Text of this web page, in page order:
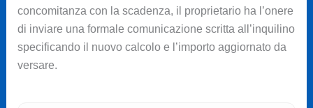
concomitanza con la scadenza, il proprietario ha l’onere
di inviare una formale comunicazione scritta all’inquilino
specificando il nuovo calcolo e l’importo aggiornato da
versare.